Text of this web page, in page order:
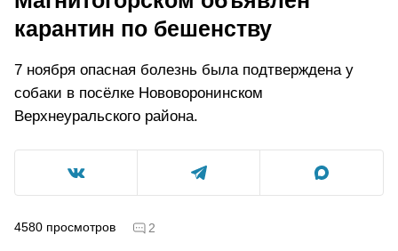
карантин по бешенству
7 ноября опасная болезнь была подтверждена у
собаки в посёлке Нововоронинском
Верхнеуральского района.
4580 просмотров 2